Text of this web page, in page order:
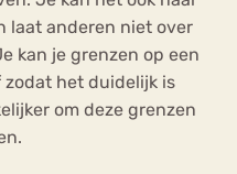
laat anderen niet over
kan je grenzen op een
het duidelijk is
om deze grenzen